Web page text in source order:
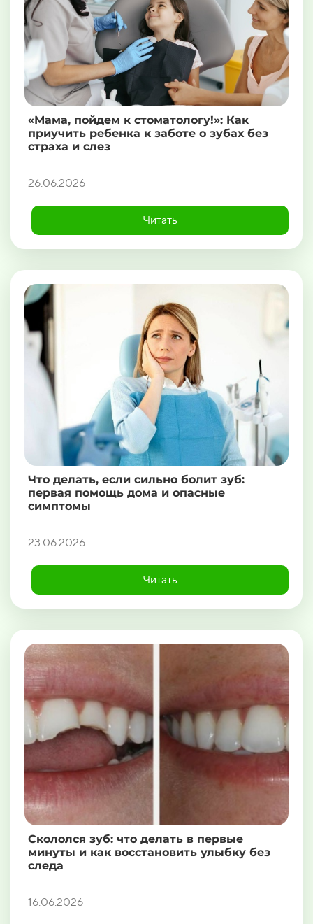
«Мама, пойдем к стоматологу!»: Как
приучить ребенка к заботе о зубах без
страха и слез
26.06.2026
Читать
Что делать, если сильно болит зуб:
первая помощь дома и опасные
симптомы
23.06.2026
Читать
Скололся зуб: что делать в первые
минуты и как восстановить улыбку без
следа
16.06.2026